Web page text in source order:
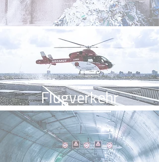
Industrie
Flugverkehr